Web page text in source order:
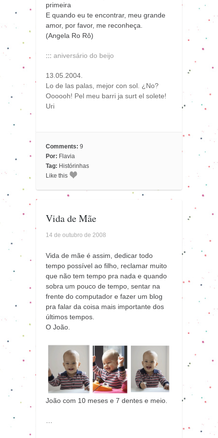
primeira
E quando eu te encontrar, meu grande
amor, por favor, me reconheça.
(Angela Ro Rô)
::: aniversário do beijo
13.05.2004.
Lo de las palas, mejor con sol. ¿No?
Oooooh! Pel meu barri ja surt el solete!
Uri
Comments: 9
Por: Flavia
Tag: Histórinhas
Like this
Vida de Mãe
14 de outubro de 2008
Vida de mãe é assim, dedicar todo
tempo possível ao filho, reclamar muito
que não tem tempo pra nada e quando
sobra um pouco de tempo, sentar na
frente do computador e fazer um blog
pra falar da coisa mais importante dos
últimos tempos.
O João.
João com 10 meses e 7 dentes e meio.